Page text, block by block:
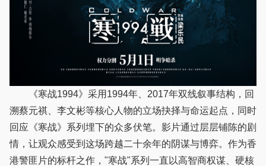
《寒战1994》采用1994年、2017年双线叙事结构，回
溯蔡元祺、李文彬等核心人物的立场抉择与命运起点，同时
回应《寒战》系列埋下的众多伏笔。影片通过层层铺陈的剧
情，让观众感受到这场跨越二十余年的阴谋与博弈。作为香
港警匪片的标杆之作，"寒战"系列一直以高智商权谋、硬核